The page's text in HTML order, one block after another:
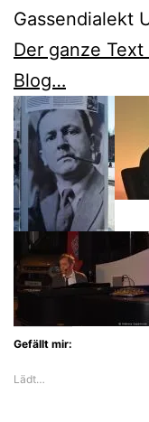
Gassendialekt
Der ganze
Blog…
Gefällt mir:
Lädt…